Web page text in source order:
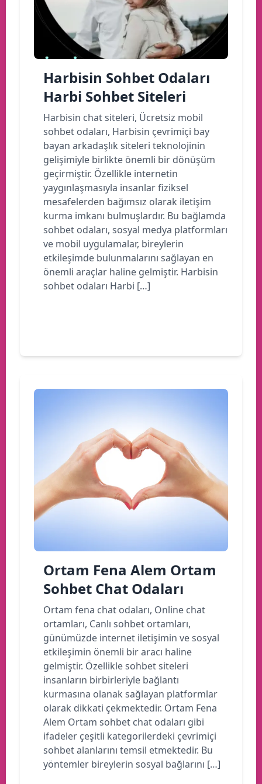
Harbisin Sohbet Odaları
Harbi Sohbet Siteleri
Harbisin chat siteleri, Ücretsiz mobil
sohbet odaları, Harbisin çevrimiçi bay
bayan arkadaşlık siteleri teknolojinin
gelişimiyle birlikte önemli bir dönüşüm
geçirmiştir. Özellikle internetin
yaygınlaşmasıyla insanlar fiziksel
mesafelerden bağımsız olarak iletişim
kurma imkanı bulmuşlardır. Bu bağlamda
sohbet odaları, sosyal medya platformları
ve mobil uygulamalar, bireylerin
etkileşimde bulunmalarını sağlayan en
önemli araçlar haline gelmiştir. Harbisin
sohbet odaları Harbi […]
Ortam Fena Alem Ortam
Sohbet Chat Odaları
Ortam fena chat odaları, Online chat
ortamları, Canlı sohbet ortamları,
günümüzde internet iletişimin ve sosyal
etkileşimin önemli bir aracı haline
gelmiştir. Özellikle sohbet siteleri
insanların birbirleriyle bağlantı
kurmasına olanak sağlayan platformlar
olarak dikkati çekmektedir. Ortam Fena
Alem Ortam sohbet chat odaları gibi
ifadeler çeşitli kategorilerdeki çevrimiçi
sohbet alanlarını temsil etmektedir. Bu
yöntemler bireylerin sosyal bağlarını […]